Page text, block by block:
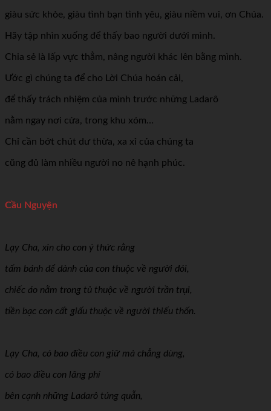
giàu sức khỏe, giàu tình bạn tình yêu, giàu niềm vui, ơn Chúa.
Hãy tập nhìn xuống để thấy bao người dưới mình.
Chia sẻ là lấp vực thẳm, nâng người khác lên bằng mình.
Ước gì chúng ta để cho Lời Chúa hoán cải,
để thấy trách nhiệm của mình trước những Ladarô
nằm ngay nơi cửa, trong khu xóm…
Chỉ cần bớt chút dư thừa, xa xỉ của chúng ta
cũng đủ làm nhiều người no nê hạnh phúc.
Cầu Nguyện
Lạy Cha, xin cho con ý thức rằng
tấm bánh để dành của con thuộc về người đói,
chiếc áo nằm trong tủ thuộc về người trần trụi,
tiền bạc con cất giấu thuộc về người thiếu thốn.
Lạy Cha, có bao điều con giữ mà chẳng dùng,
có bao điều con lãng phí
bên cạnh những Ladarô túng quẫn,